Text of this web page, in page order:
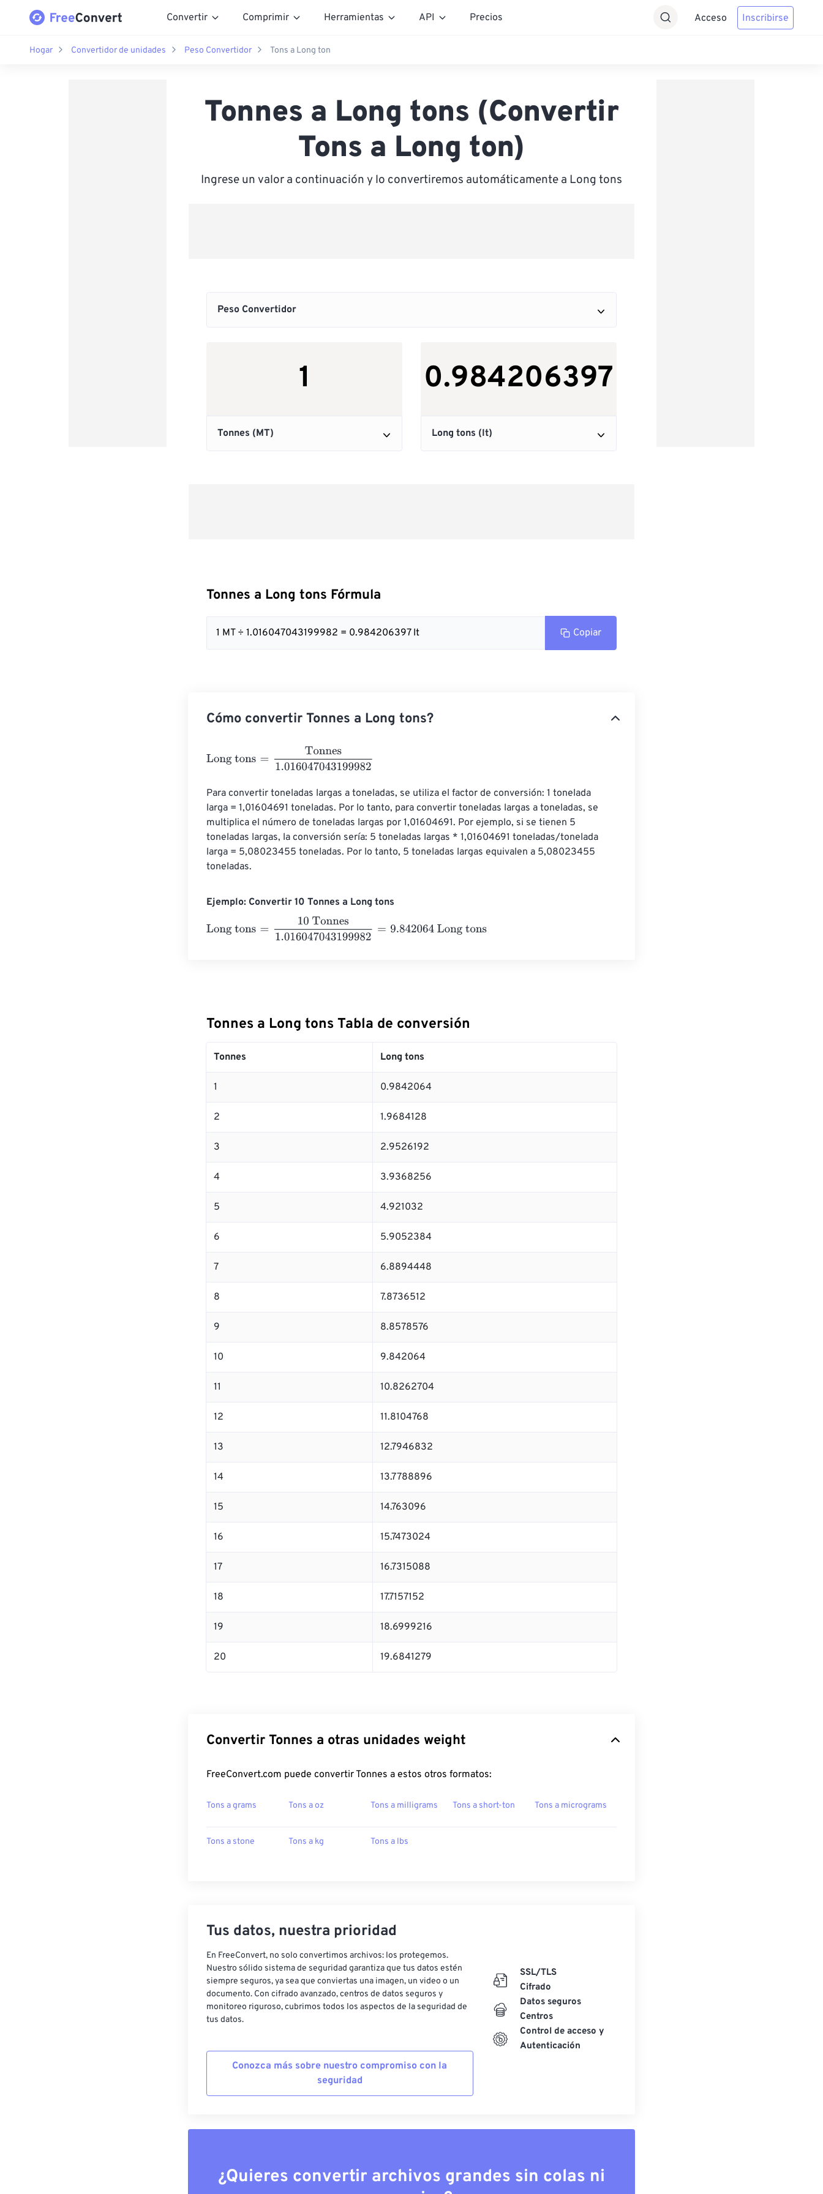
Convertir Comprimir Herramientas API Precios Acceso Inscribirse
Hogar Convertidor de unidades Peso Convertidor Tons a Long ton
Tonnes a Long tons (Convertir
Tons a Long ton)
Ingrese un valor a continuación y lo convertiremos automáticamente a Long tons
Tonnes a Long tons Fórmula
1 MT ÷ 1.016047043199982 = 0.984206397 lt Copiar
Cómo convertir Tonnes a Long tons?
Long tons 1.016047043199982
Para convertir toneladas largas a toneladas, se utiliza el factor de conversión: 1 tonelada
larga = 1,01604691 toneladas. Por lo tanto, para convertir toneladas largas a toneladas, se
multiplica el número de toneladas largas por 1,01604691. Por ejemplo, si se tienen 5
toneladas largas, la conversión sería: 5 toneladas largas * 1,01604691 toneladas/tonelada
larga = 5,08023455 toneladas. Por lo tanto, 5 toneladas largas equivalen a 5,08023455
toneladas.
Ejemplo: Convertir 10 Tonnes a Long tons
Long tons
10 Tonnes1.016047043199982= 9.842064 Long tons
Tonnes a Long tons Tabla de conversión
Tonnes Long tons
1 0.9842064
2 1.9684128
3 2.9526192
4 3.9368256
5 4.921032
6 5.9052384
7 6.8894448
8 7.8736512
9 8.8578576
10 9.842064
11 10.8262704
12 11.8104768
13 12.7946832
14 13.7788896
15 14.763096
16 15.7473024
17 16.7315088
18 17.7157152
19 18.6999216
20 19.6841279
Convertir Tonnes a otras unidades weight
FreeConvert.com puede convertir Tonnes a estos otros formatos:
Tons a grams Tons a oz Tons a milligrams Tons a short-ton Tons a micrograms
Tons a stone Tons a kg Tons a lbs
Tus datos, nuestra prioridad
En FreeConvert, no solo convertimos archivos: los protegemos.
Nuestro sólido sistema de seguridad garantiza que tus datos estén
siempre seguros, ya sea que conviertas una imagen, un video o un
documento. Con cifrado avanzado, centros de datos seguros y
monitoreo riguroso, cubrimos todos los aspectos de la seguridad de
tus datos.
Conozca más sobre nuestro compromiso con la
seguridad
SSL/TLS
Cifrado
Datos seguros
Centros
Control de acceso y
Autenticación
¿Quieres convertir archivos grandes sin colas ni